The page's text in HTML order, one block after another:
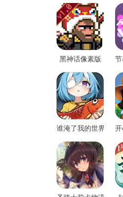
黑神话像素版 节
谁淹了我的世界游戏